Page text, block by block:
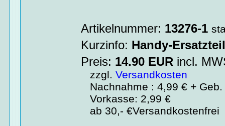
Artikelnummer: 13276-1
Kurzinfo: Handy-
Preis: 14.90 EUR incl.
zzgl.Versandkosten
Nachnahme : 4,99 € + Geb.
Vorkasse: 2,99 €
ab 30,- €Versandkostenfrei